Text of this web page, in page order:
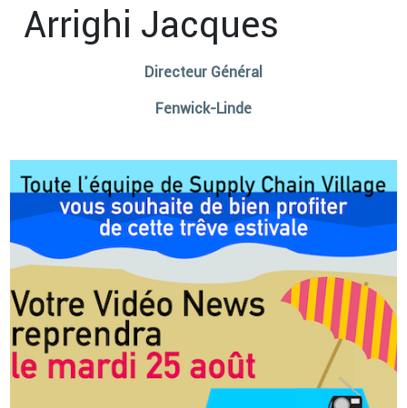
Arrighi Jacques
Directeur Général
Fenwick-Linde